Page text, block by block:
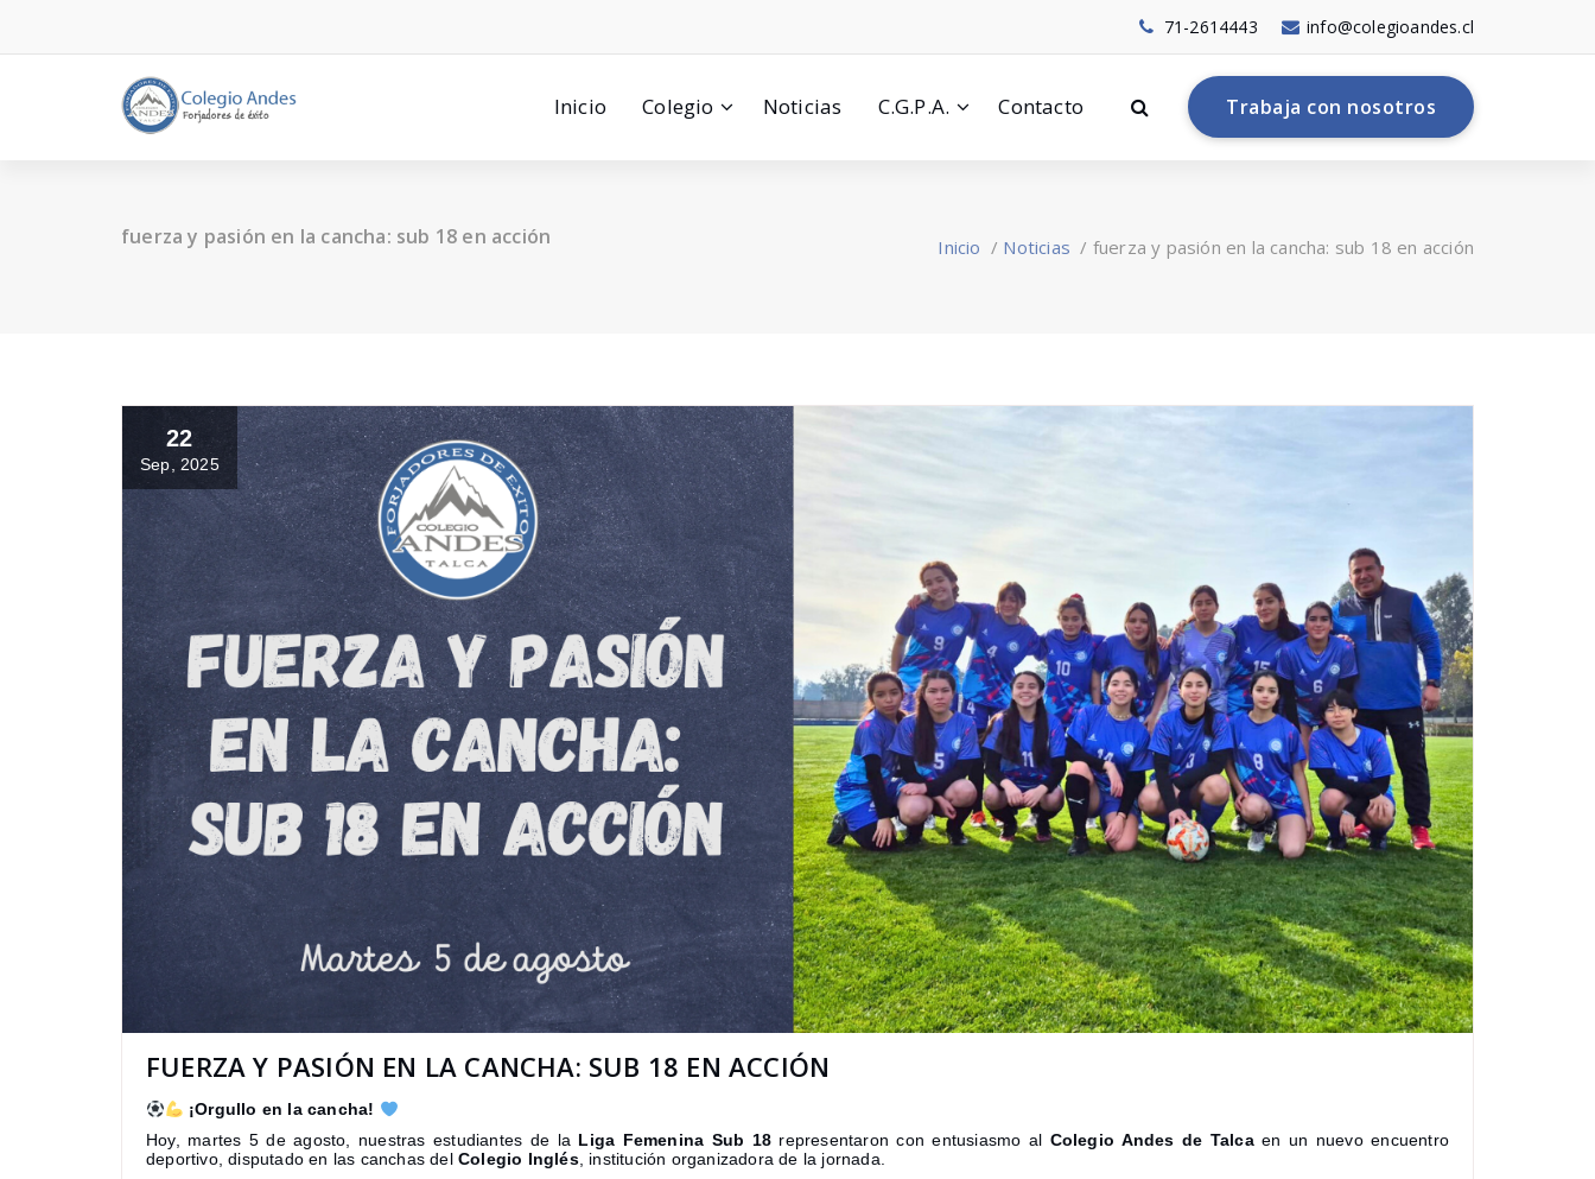
info@colegioandes.cl
71-2614443
Inicio Colegio Noticias C.G.P.A. Contacto Trabaja con nosotros
fuerza y pasión en la cancha: sub 18 en acción Inicio / Noticias / fuerza y pasión en la cancha: sub 18 en acción
22
Sep, 2025
FUERZA Y PASIÓN EN LA CANCHA: SUB 18 EN ACCIÓN
¡Orgullo en la cancha!
Hoy, martes 5 de agosto, nuestras estudiantes de la Liga Femenina Sub 18 representaron con entusiasmo al Colegio Andes de Talcaen un nuevo encuentro
deportivo, disputado en las canchas del Colegio Inglés, institución organizadora de la jornada.